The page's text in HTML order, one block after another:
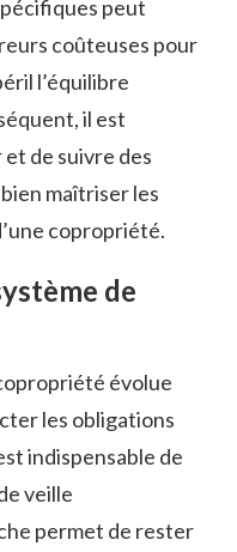
peut
coûteuses pour
l’équilibre
il est
de suivre des
maîtriser les
copropriété.
de
évolue
les obligations
indispensable de
veille
permet de rester